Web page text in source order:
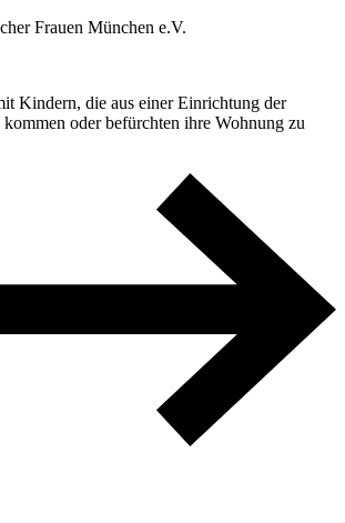
Frauen München e.V.
Kindern, die aus einer Einrichtung der
oder befürchten ihre Wohnung zu